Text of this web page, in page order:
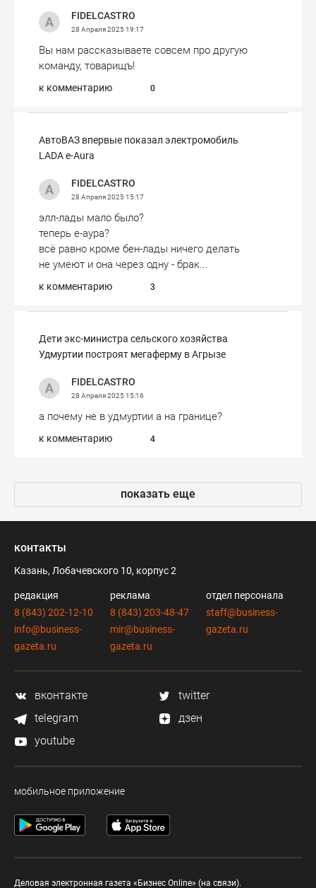
FIDELCASTRO
28 Апреля 202519:17
Вы нам рассказываете совсем про другую
команду, товарищъ!
к комментарию 0
АвтоВАЗ впервые показал электромобиль
LADA e-Aura
FIDELCASTRO
28 Апреля 202515:17
элл-лады мало было?
теперь е-аура?
всё равно кроме бен-лады ничего делать
не умеют и она через одну - брак...
к комментарию 3
Дети экс-министра сельского хозяйства
Удмуртии построят мегаферму в Агрызе
FIDELCASTRO
28 Апреля 202515:16
а почему не в удмуртии а на границе?
к комментарию 4
показать еще
контакты
Казань, Лобачевского 10, корпус 2
редакция
8 (843) 202-12-10
info@business-
gazeta.ru
реклама
8 (843) 203-48-47
mir@business-
gazeta.ru
отдел персонала
staff@business-
gazeta.ru
вконтакте
twitter
telegram
дзен
youtube
мобильное приложение
Деловая электронная газета «Бизнес Online» (на связи).